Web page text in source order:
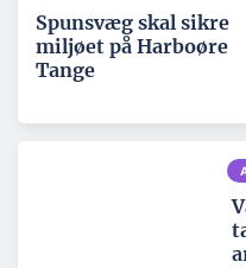
Spunsvæg skal sikre
miljøet på Harboøre
Tange